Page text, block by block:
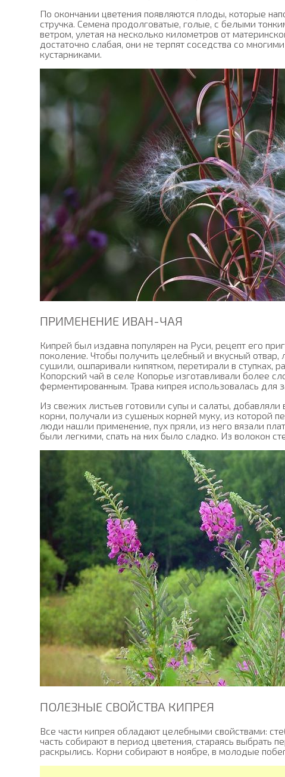
По окончании цветения появляются плоды, которые
стручка. Семена продолговатые, голые, с белыми
ветром, улетая на несколько километров от
достаточно слабая, они не терпят соседства со
кустарниками.
ПРИМЕНЕНИЕ ИВАН-ЧАЯ
Кипрей был издавна популярен на Руси, рецепт его
поколение. Чтобы получить целебный и вкусный отвар,
сушили, ошпаривали кипятком, перетирали в ступках,
Копорский чай в селе Копорье изготавливали более
ферментированным. Трава кипрея использовалась для
Из свежих листьев готовили супы и салаты,
корни, получали из сушеных корней муку, из которой
люди нашли применение, пух пряли, из него вязали
были легкими, спать на них было сладко. Из волокон
ПОЛЕЗНЫЕ СВОЙСТВА КИПРЕЯ
Все части кипрея обладают целебными свойствами:
часть собирают в период цветения, стараясь выбрать
раскрылись. Корни собирают в ноябре, в молодые